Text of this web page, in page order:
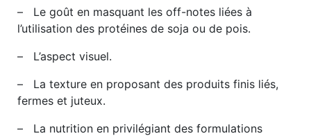
– Le goût en masquant les off-notes liées à
l’utilisation des protéines de soja ou de pois.
– L’aspect visuel.
– La texture en proposant des produits finis liés,
fermes et juteux.
– La nutrition en privilégiant des formulations